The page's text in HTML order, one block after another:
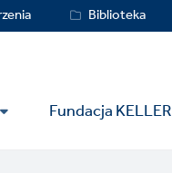
Biblioteka
Fundacja KELLER